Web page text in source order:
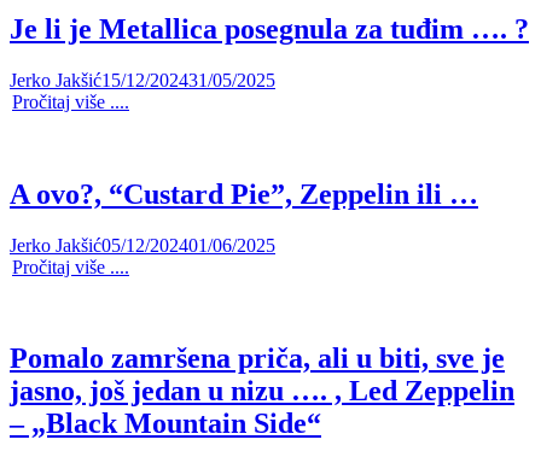
Je li je Metallica posegnula za tuđim …. ?
Jerko Jakšić15/12/202431/05/2025
Pročitaj više ....
A ovo?, “Custard Pie”, Zeppelin ili …
Jerko Jakšić05/12/202401/06/2025
Pročitaj više ....
Pomalo zamršena priča, ali u biti, sve je
jasno, još jedan u nizu …. , Led Zeppelin
– „Black Mountain Side“